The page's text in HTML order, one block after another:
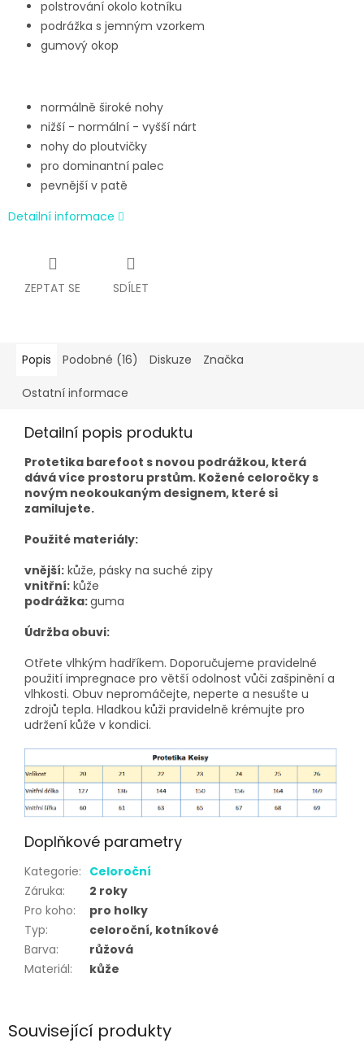
polstrování okolo kotníku
podrážka s jemným vzorkem
gumový okop
normálně široké nohy
nižší - normální - vyšší nárt
nohy do ploutvičky
pro dominantní palec
pevnější v patě
Detailní informace
ZEPTAT SE SDÍLET
Související produkty
Popis Podobné (16) Diskuze Značka
Ostatní informace
Detailní popis produktu
Protetika barefoot s novou podrážkou, která
dává více prostoru prstům. Kožené celoročky s
novým neokoukaným designem, které si
zamilujete.
Použité materiály:
vnější: kůže, pásky na suché zipy
vnitřní: kůže
podrážka:guma
Údržba obuvi:
Otřete vlhkým hadříkem. Doporučujeme pravidelné
použití impregnace pro větší odolnost vůči zašpinění a
vlhkosti. Obuv nepromáčejte, neperte a nesušte u
zdrojů tepla. Hladkou kůži pravidelně krémujte pro
udržení kůže v kondici.
Doplňkové parametry
Kategorie: Celoroční
Záruka:
2 roky
Pro koho:
pro holky
Typ:
celoroční, kotníkové
Barva:
růžová
Materiál: kůže